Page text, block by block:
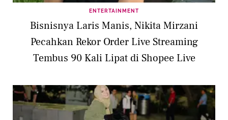
ENTERTAINMENT
Bisnisnya Laris Manis, Nikita Mirzani
Pecahkan Rekor Order Live Streaming
Tembus 90 Kali Lipat di Shopee Live